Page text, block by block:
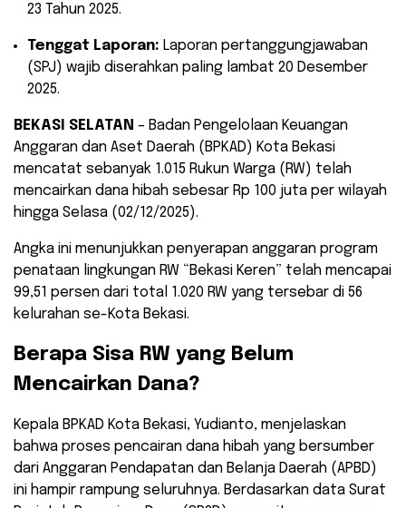
23 Tahun 2025.
Tenggat Laporan: Laporan pertanggungjawaban
(SPJ) wajib diserahkan paling lambat 20 Desember
2025.
BEKASI SELATAN – Badan Pengelolaan Keuangan
Anggaran dan Aset Daerah (BPKAD) Kota Bekasi
mencatat sebanyak 1.015 Rukun Warga (RW) telah
mencairkan dana hibah sebesar Rp 100 juta per wilayah
hingga Selasa (02/12/2025).
Angka ini menunjukkan penyerapan anggaran program
penataan lingkungan RW “Bekasi Keren” telah mencapai
99,51 persen dari total 1.020 RW yang tersebar di 56
kelurahan se-Kota Bekasi.
​Berapa Sisa RW yang Belum
Mencairkan Dana?
​Kepala BPKAD Kota Bekasi, Yudianto, menjelaskan
bahwa proses pencairan dana hibah yang bersumber
dari Anggaran Pendapatan dan Belanja Daerah (APBD)
ini hampir rampung seluruhnya. Berdasarkan data Surat